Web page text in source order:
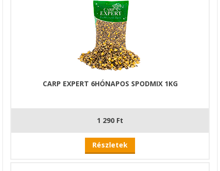
CARP EXPERT 6HÓNAPOS SPODMIX 1KG
1 290 Ft
Részletek